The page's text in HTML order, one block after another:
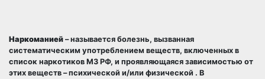
Наркоманией – называется болезнь, вызванная
систематическим употреблением веществ, включенных в
список наркотиков МЗ РФ, и проявляющаяся зависимостью от
этих веществ – психической и/или физической . В